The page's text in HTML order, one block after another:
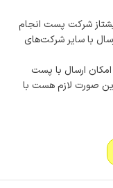
شرکت پست انجام
با سایر شرکت‌های
ارسال با پست
این صورت لازم هست با